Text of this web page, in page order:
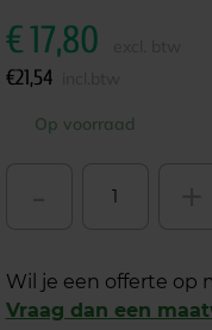
€17,80
€21,54
Op voorraad
Wil je een offerte op
Vraag dan een